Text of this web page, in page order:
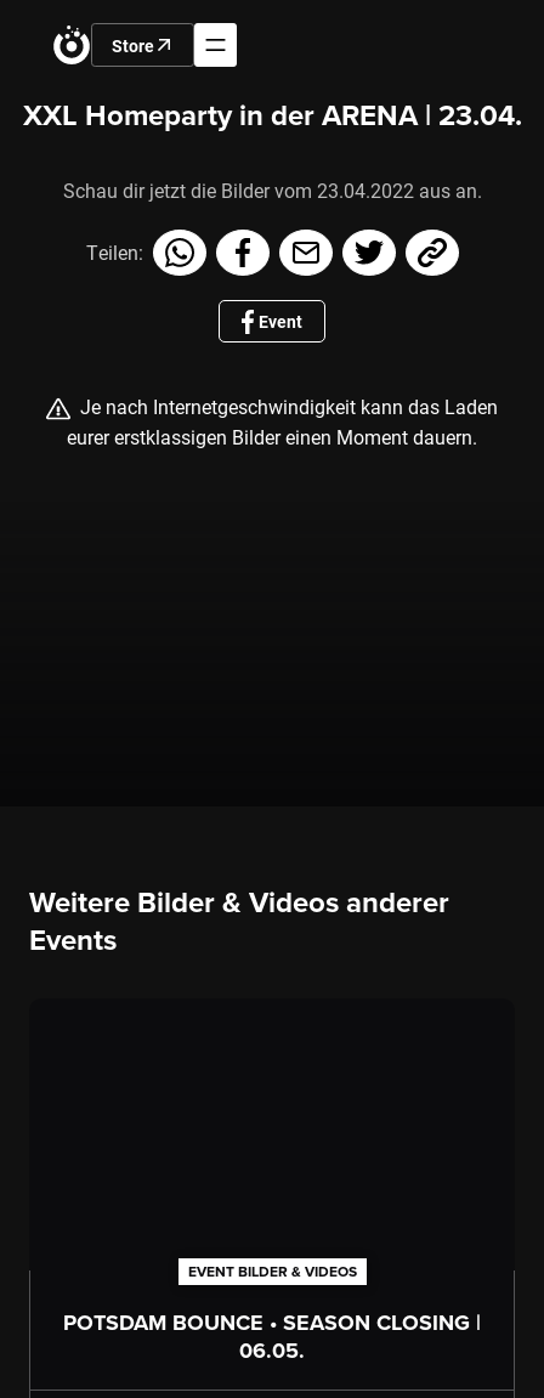
Store
XXL Homeparty in der ARENA | 23.04.
Schau dir jetzt die Bilder vom 23.04.2022 aus an.
Teilen:
Event
Je nach Internetgeschwindigkeit kann das Laden
eurer erstklassigen Bilder einen Moment dauern.
Weitere Bilder & Videos anderer
Events
EVENT BILDER & VIDEOS
POTSDAM BOUNCE • SEASON CLOSING |
06.05.